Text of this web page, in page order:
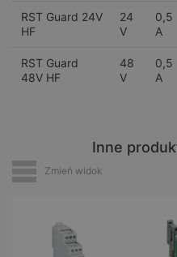
RST Guard 24V
HF
24
V
0,5
A
RST Guard
48V HF
48
V
0,5
A
Inne
Zmień widok